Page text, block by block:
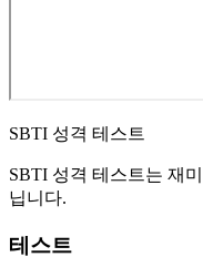
SBTI 성격 테스트
SBTI 성격 테스트는 재
닙니다.
테스트